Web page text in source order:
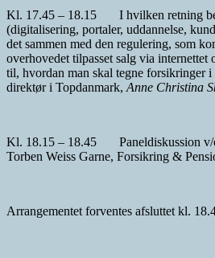
Kl. 17.45 – 18.15 I hvilken retning
(digitalisering, portaler, uddannelse,
det sammen med den regulering, som
overhovedet tilpasset salg via internettet
til, hvordan man skal tegne forsikringer
direktør i Topdanmark,Anne Christina
Kl. 18.15 – 18.45 Paneldiskussion v/
Torben Weiss Garne, Forsikring &
Arrangementet forventes afsluttet kl.